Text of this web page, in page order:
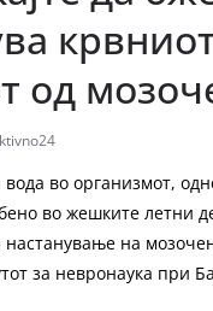
од
вода во организмот,
во жешките летни
настанување на
за невронаука при